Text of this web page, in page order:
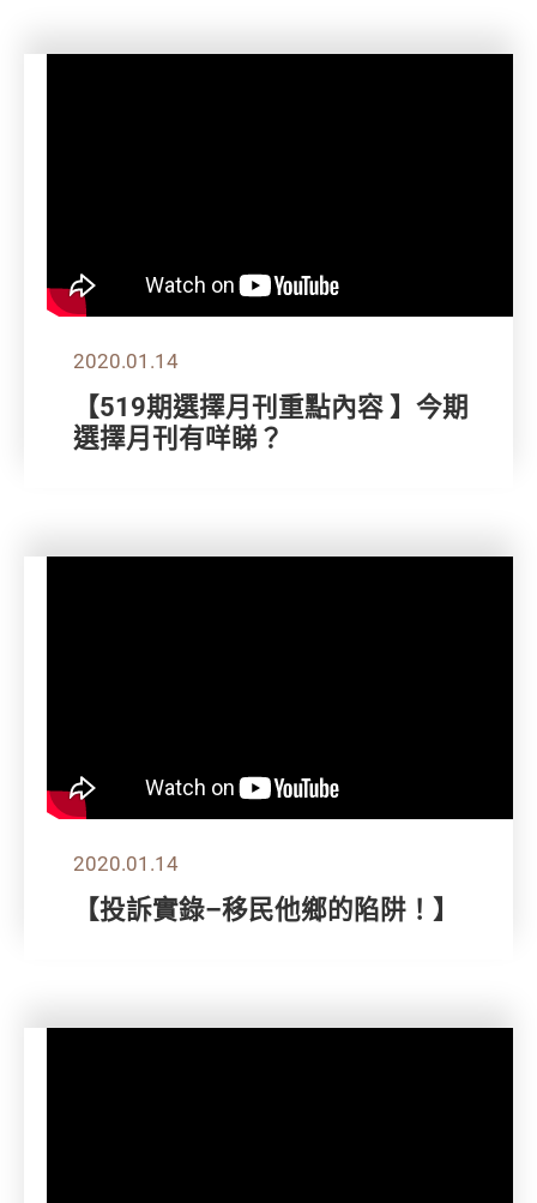
2020.01.14
【519期選擇月刊重點內容 】今期
選擇月刊有咩睇？
2020.01.14
【投訴實錄–移民他鄉的陷阱！】